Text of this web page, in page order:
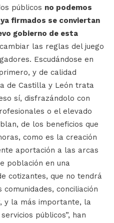
públicos no podemos
firmados se conviertan
gobierno de esta
las reglas del juego
Escudándose en
y de calidad
de Castilla y León trata
sí, disfrazándolo con
o el elevado
de los beneficios que
como es la creación
aportación a las arcas
población en una
cotizantes, que no tendrá
conciliación
y la más importante, la
públicos”, han